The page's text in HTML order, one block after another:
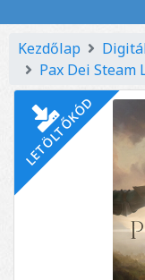
Kezdőlap
Pax Dei Steam
LETÖLTŐKÓD